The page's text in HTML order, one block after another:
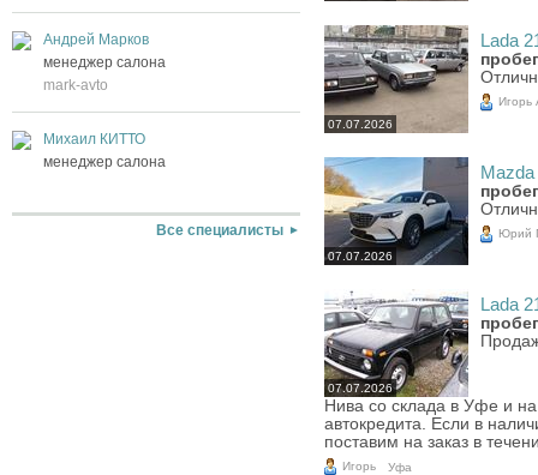
Андрей Марков
менеджер салона
mark-avto
Михаил КИТТО
менеджер салона
Все специалисты
07.07.2026
Lada
Игорь
07.07.2026
Mazda
Юрий
07.07.2026
Lada
Нива со склада в Уфе и
автокредита. Если в
поставим на заказ в
Игорь Уфа